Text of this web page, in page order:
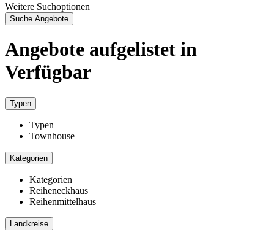
Weitere Suchoptionen
Suche Angebote
Angebote aufgelistet in
Verfügbar
Typen
Typen
Townhouse
Kategorien
Kategorien
Reiheneckhaus
Reihenmittelhaus
Landkreise